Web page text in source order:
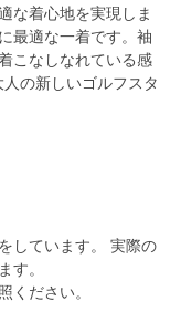
な着心地を実現しま
最適な一着です。袖
こなしなれている感
の新しいゴルフスタ
しています。 実際の
す。
ください。